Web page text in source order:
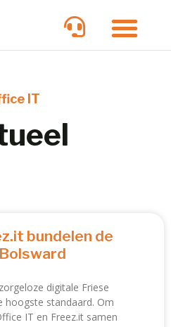
IT
bundelen de
digitale Friese
hoogste standaard. Om
IT en Freez.it samen